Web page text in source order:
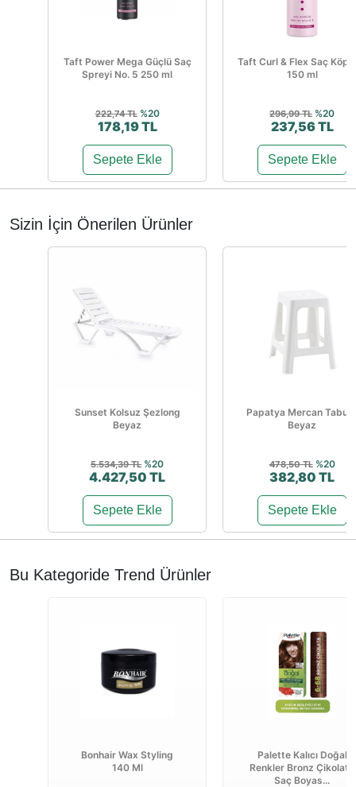
Taft Power Mega Güçlü Saç
Spreyi No. 5 250 ml
222,74 TL %20
178,19 TL
Sepete Ekle
Taft Curl & Flex Saç
150 ml
296,99 TL %20
237,56 TL
Sepete Ekle
Sizin İçin Önerilen Ürünler
Sunset Kolsuz Şezlong
Beyaz
5.534,39 TL %20
4.427,50 TL
Sepete Ekle
Papatya Mercan
Beyaz
478,50 TL %20
382,80 TL
Sepete Ekle
Bu Kategoride Trend Ürünler
Bonhair Wax Styling
140 Ml
Palette Kalıcı Doğal
Renkler Bronz Çikolata
Saç Boyas...